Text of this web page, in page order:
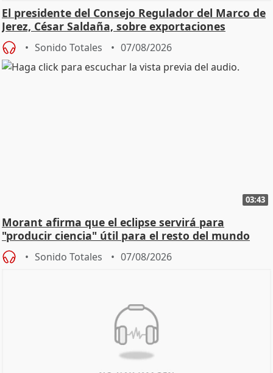
El presidente del Consejo Regulador del Marco de
Jerez, César Saldaña, sobre exportaciones
Sonido Totales 07/08/2026
03:43
Morant afirma que el eclipse servirá para
"producir ciencia" útil para el resto del mundo
Sonido Totales 07/08/2026